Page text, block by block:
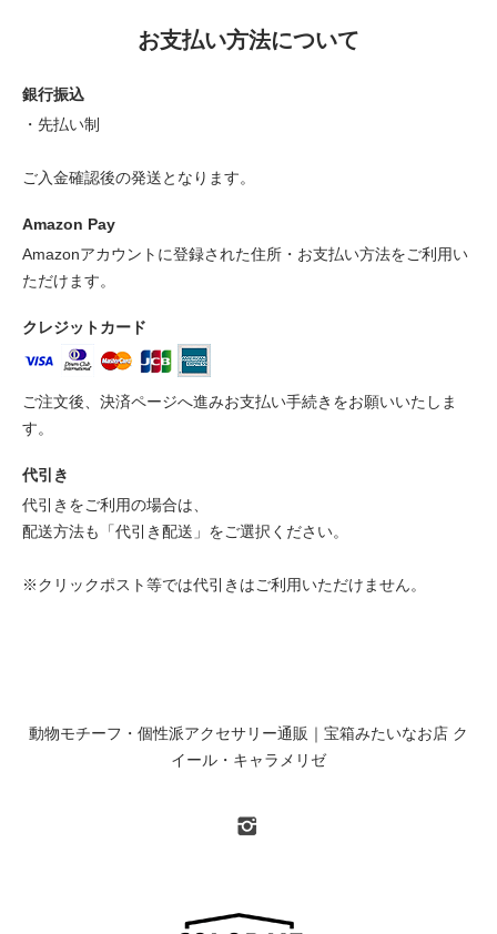
お支払い方法について
銀行振込
・先払い制
ご入金確認後の発送となります。
Amazon Pay
Amazonアカウントに登録された住所・お支払い方法をご利用い
ただけます。
クレジットカード
ご注文後、決済ページへ進みお支払い手続きをお願いいたしま
す。
代引き
代引きをご利用の場合は、
配送方法も「代引き配送」をご選択ください。
※クリックポスト等では代引きはご利用いただけません。
動物モチーフ・個性派アクセサリー通販｜宝箱みたいなお店 ク
イール・キャラメリゼ